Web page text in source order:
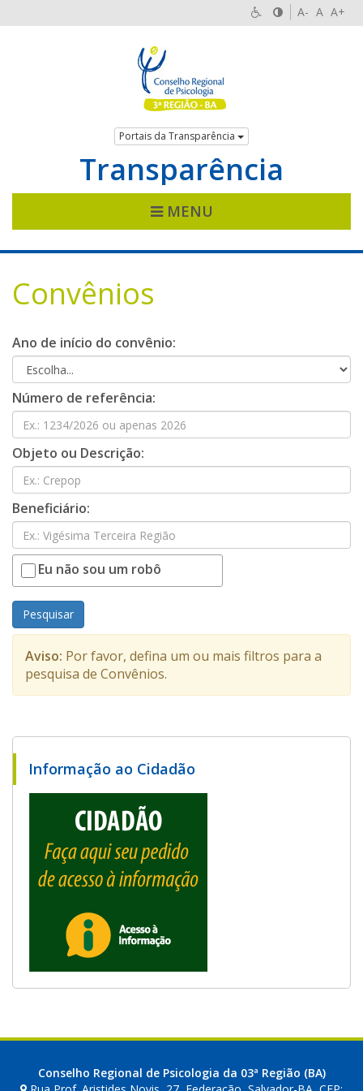
A- A A+
Portais da Transparência
Transparência
MENU
Convênios
Ano de início do convênio:
Número de referência:
Objeto ou Descrição:
Beneficiário:
Eu não sou um robô
Pesquisar
Aviso: Por favor, defina um ou mais filtros para a
pesquisa de Convênios.
Informação ao Cidadão
Conselho Regional de Psicologia da 03ª Região (BA)